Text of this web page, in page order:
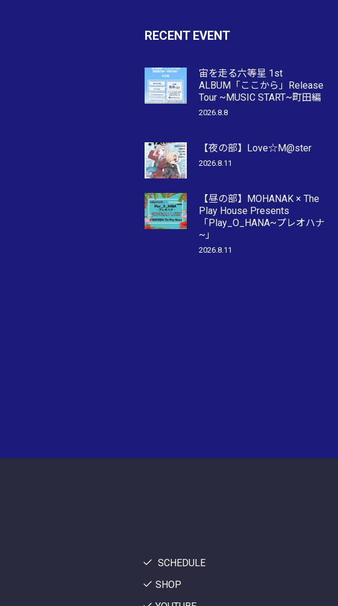
RECENT EVENT
宙を走る六等星 1st
ALBUM「ここから」Release
Tour ~MUSIC START~町田編
2026.8.8
【夜の部】Love☆M@ster
2026.8.11
【昼の部】MOHANAK × The
Play House Presents
「Play_O_HANA~プレオハナ
~」
2026.8.11
SCHEDULE
SHOP